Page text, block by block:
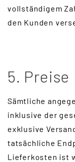
vollständigem
den Kunden
5. Preise
Sämtliche
inklusive der
exklusive
tatsächliche
Lieferkosten ist